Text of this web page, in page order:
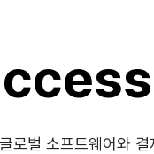
로벌 소프트웨어와